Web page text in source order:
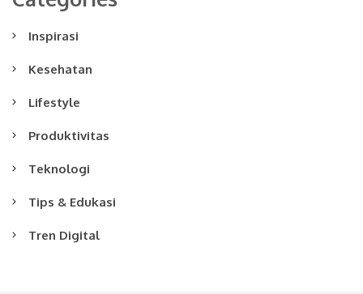
Inspirasi
Kesehatan
Lifestyle
Produktivitas
Teknologi
Tips & Edukasi
Tren Digital